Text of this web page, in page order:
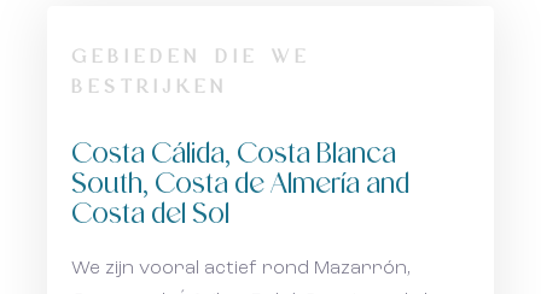
en de algemene voorwaarden.
en de algemene voorwaarden.
GEBIEDEN DIE WE
BESTRIJKEN
Costa Cálida, Costa Blanca
South, Costa de Almería and
Costa del Sol
We zijn vooral actief rond Mazarrón,